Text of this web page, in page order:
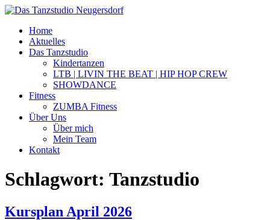
Zum
wechselnHome
Aktuelles
Das Tanzstudio
Kindertanzen
LTB | LIVIN THE BEAT | HIP HOP CREW
SHOWDANCE
Fitness
ZUMBA Fitness
Über Uns
Über mich
Mein Team
Kontakt
Schlagwort: Tanzstudio
Kursplan April 2026